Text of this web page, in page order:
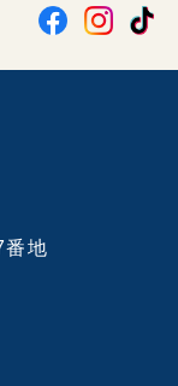
番地